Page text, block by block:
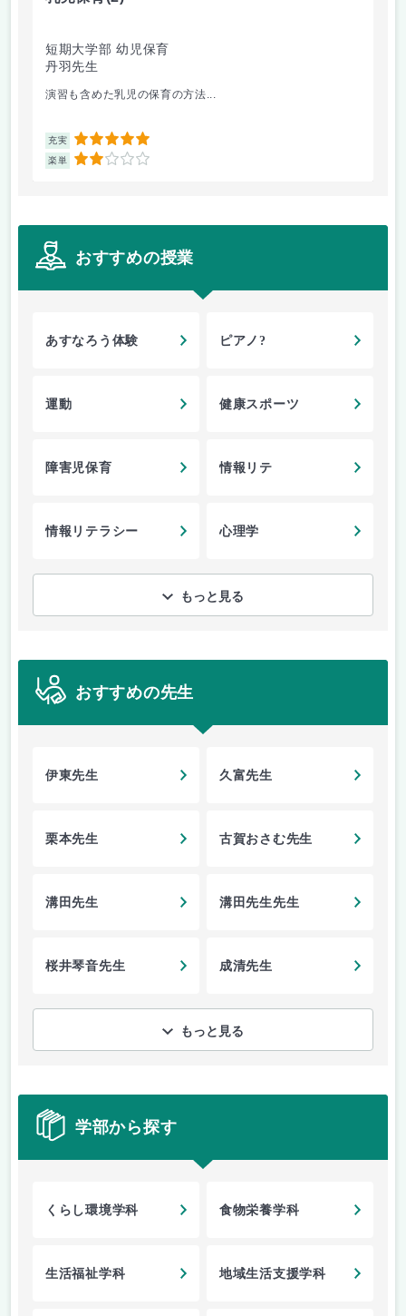
短期大学部 幼児保育
丹羽先生
演習も含めた乳児の保育の方法...
充実 5
楽単 2
おすすめの授業
あすなろう体験 ピアノ?
運動 健康スポーツ
障害児保育 情報リテ
情報リテラシー 心理学
もっと見る
おすすめの先生
伊東先生 久富先生
栗本先生 古賀おさむ先生
溝田先生 溝田先生先生
桜井琴音先生 成清先生
もっと見る
学部から探す
くらし環境学科 食物栄養学科
生活福祉学科 地域生活支援学科